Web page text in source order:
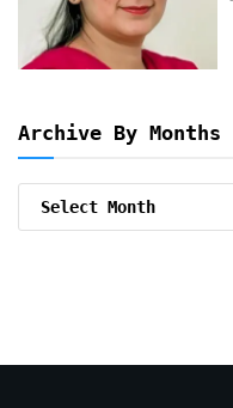
Archive By Months